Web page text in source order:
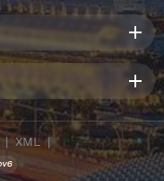
| XML|